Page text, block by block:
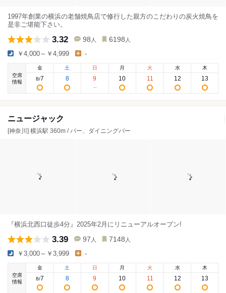
1997年創業の横浜の老舗焼鳥店で修行した親方のこだわりの炭火焼鳥を
是非ご堪能下さい。
3.32 98 人 6198 人
￥4,000～￥4,999 -
空席
情報
金
8/7
土
8
日
9
月
10
火
11
水
12
木
13
ニュージャック
[神奈川] 横浜駅 360m / バー、ダイニングバー
『横浜北西口徒歩4分』2025年2月にリニューアルオープン!
3.39 97 人 7148 人
￥3,000～￥3,999 -
空席
情報
金
8/7
土
8
日
9
月
10
火
11
水
12
木
13